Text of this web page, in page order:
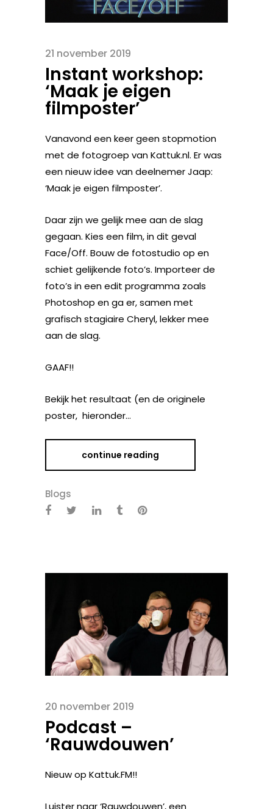
21 november 2019
Instant workshop:
‘Maak je eigen
filmposter’
Vanavond een keer geen stopmotion
met de fotogroep van Kattuk.nl. Er was
een nieuw idee van deelnemer Jaap:
‘Maak je eigen filmposter’.
Daar zijn we gelijk mee aan de slag
gegaan. Kies een film, in dit geval
Face/Off. Bouw de fotostudio op en
schiet gelijkende foto’s. Importeer de
foto’s in een edit programma zoals
Photoshop en ga er, samen met
grafisch stagiaire Cheryl, lekker mee
aan de slag.
GAAF!!
Bekijk het resultaat (en de originele
poster, hieronder…
continue reading
Blogs
20 november 2019
Podcast –
‘Rauwdouwen’
Nieuw op Kattuk.FM!!